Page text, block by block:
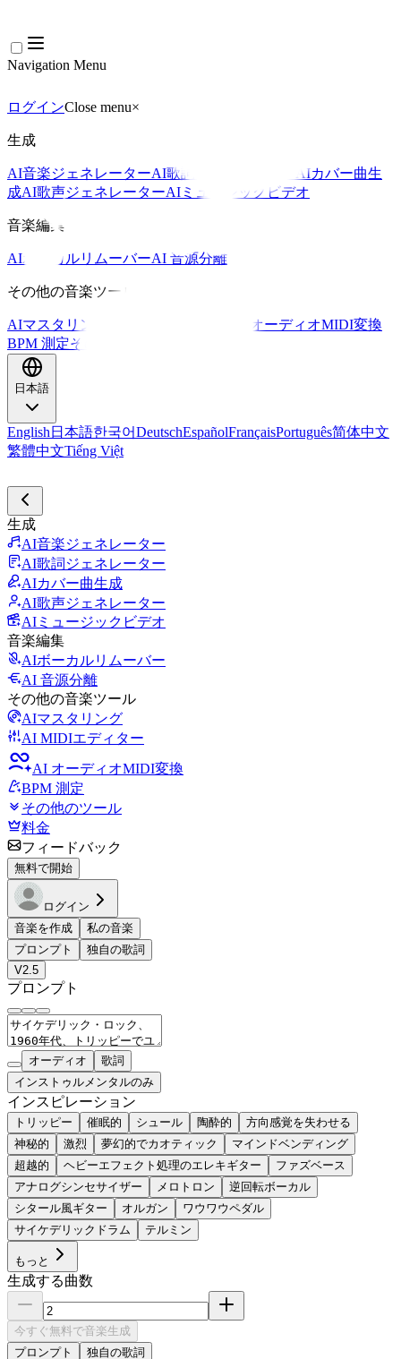
Navigation Menu
ログインClose menu×
生成
AI音楽ジェネレーターAI歌詞ジェネレーター
AIカバー曲生
成AI歌声ジェネレーターAIミュージックビデオ
音楽編集
AIボーカルリムーバーAI 音源分離
その他の音楽ツール
AIマスタリング
AI オーディオMIDI変換
BPM 測定その他のツール
日本語
English 日本語한국어DeutschEspañolFrançaisPortuguês简体中文
繁體中文Tiếng Việt
生成
AI音楽ジェネレーター
AI歌詞ジェネレーター
AIカバー曲生成
AI歌声ジェネレーター
AIミュージックビデオ
音楽編集
AIボーカルリムーバー
AI 音源分離
その他の音楽ツール
AIマスタリング
AI MIDIエディター
AI オーディオMIDI変換
BPM 測定
その他のツール
料金
フィードバック
無料で開始
ログイン
音楽を作成
私の音楽
プロンプト
独自の歌詞
V2.5
プロンプト
オーディオ
歌詞
インストゥルメンタルのみ
インスピレーション
トリッピー 催眠的 シュール 陶酔的
方向感覚を失わせる
神秘的
激烈 夢幻的でカオティック
マインドベンディング
超越的
ヘビーエフェクト処理のエレキギター
ファズベース
アナログシンセサイザー
メロトロン
逆回転ボーカル
シタール風ギター
オルガン
ワウワウペダル
サイケデリックドラム
テルミン
もっと
生成する曲数
今すぐ無料で音楽生成
プロンプト
独自の歌詞